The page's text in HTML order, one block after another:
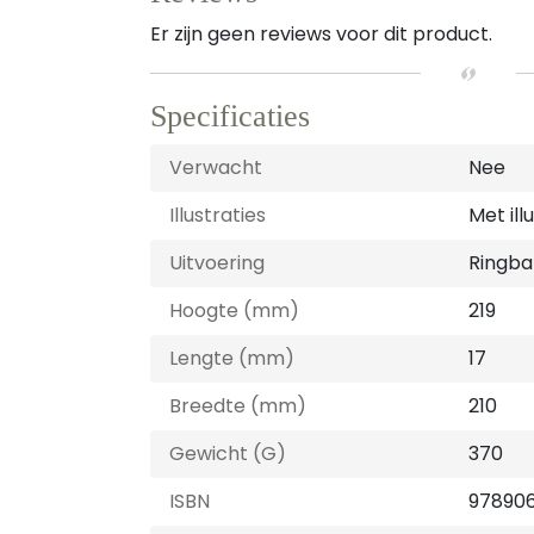
Er zijn geen reviews voor dit product.
Specificaties
Verwacht
Nee
Illustraties
Met
Uitvoering
Hoogte (mm)
219
Lengte (mm)
17
Breedte (mm)
210
Gewicht (G)
370
ISBN